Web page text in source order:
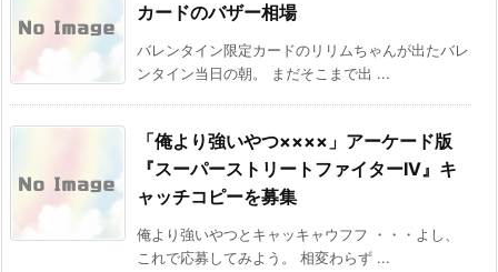
カードのバザー相場
バレンタイン限定カードのリリムちゃんが出たバレ
ンタイン当日の朝。 まだそこまで出 ...
「俺より強いやつ××××」アーケード版
『スーパーストリートファイターIV』キ
ャッチコピーを募集
俺より強いやつとキャッキャウフフ ・・・よし、
これで応募してみよう。 相変わらず ...